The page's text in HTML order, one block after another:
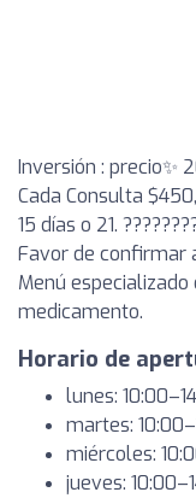
Inversión : precio✨
Cada Consulta
15 días o 21.
Favor de confirmar
Menú
medicamento.
Horario de
lunes:
martes:
miércoles:
jueves: